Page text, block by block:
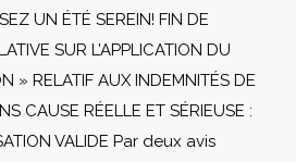
UN ÉTÉ SEREIN! FIN DE
SUR L’APPLICATION DU
» RELATIF AUX INDEMNITÉS DE
CAUSE RÉELLE ET SÉRIEUSE :
VALIDE Par deux avis